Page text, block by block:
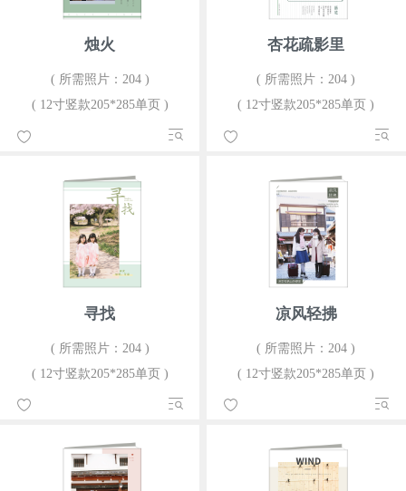
烛火
( 所需照片：204 )
( 12寸竖款205*285单页 )
杏花疏影里
( 所需照片：204 )
( 12寸竖款205*285单页 )
寻找
( 所需照片：204 )
( 12寸竖款205*285单页 )
凉风轻拂
( 所需照片：204 )
( 12寸竖款205*285单页 )